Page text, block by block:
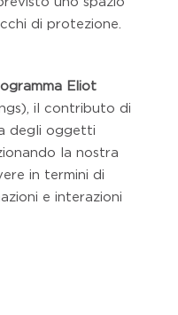
di protezione.
Eliot
il contributo di
degli oggetti
la nostra
in termini di
e interazioni